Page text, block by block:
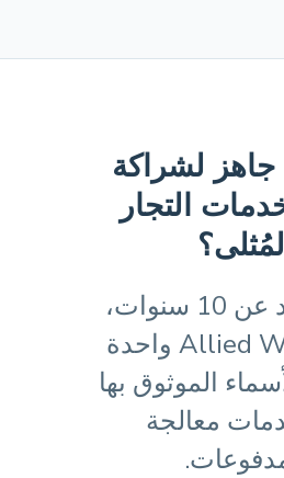
لشراكة
التجار
بخبرة تزيد عن 10 سنوات،
تُعد Allied Wallet واحدة
الموثوق بها
معالجة